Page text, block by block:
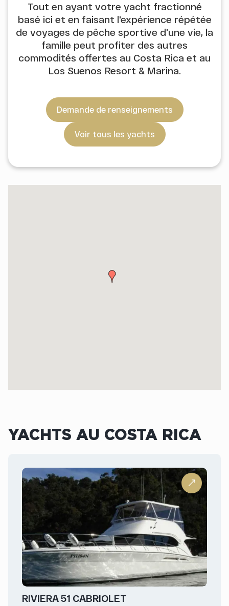
Tout en ayant votre yacht fractionné
basé ici et en faisant l'expérience répétée
de voyages de pêche sportive d'une vie, la
famille peut profiter des autres
commodités offertes au Costa Rica et au
Los Suenos Resort & Marina.
Demande de renseignements
Voir tous les yachts
YACHTS AU COSTA RICA
RIVIERA 51 CABRIOLET